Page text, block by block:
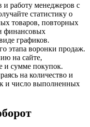
и работу менеджеров с
статистику о
товаров, повторных
финансовых
графиков.
этапа воронки продаж.
на сайте,
и сумме покупок.
на количество и
и число выполненных